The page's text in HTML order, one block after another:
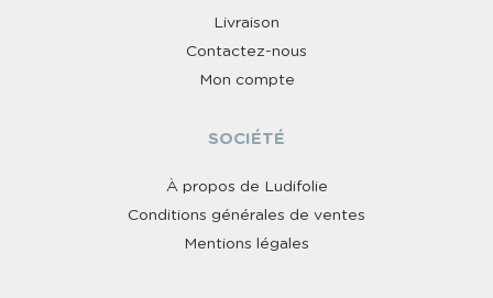
Livraison
Contactez-nous
Mon compte
SOCIÉTÉ
À propos de Ludifolie
Conditions générales de ventes
Mentions légales